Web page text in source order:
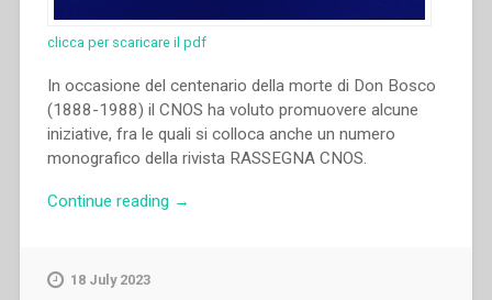
clicca per scaricare il pdf
In occasione del centenario della morte di Don Bosco
(1888-1988) il CNOS ha voluto promuovere alcune
iniziative, fra le quali si colloca anche un numero
monografico della rivista RASSEGNA CNOS.
Continue reading “Autori
→
18 July 2023